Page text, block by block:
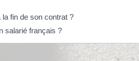
fin de son contrat ?
salarié français ?